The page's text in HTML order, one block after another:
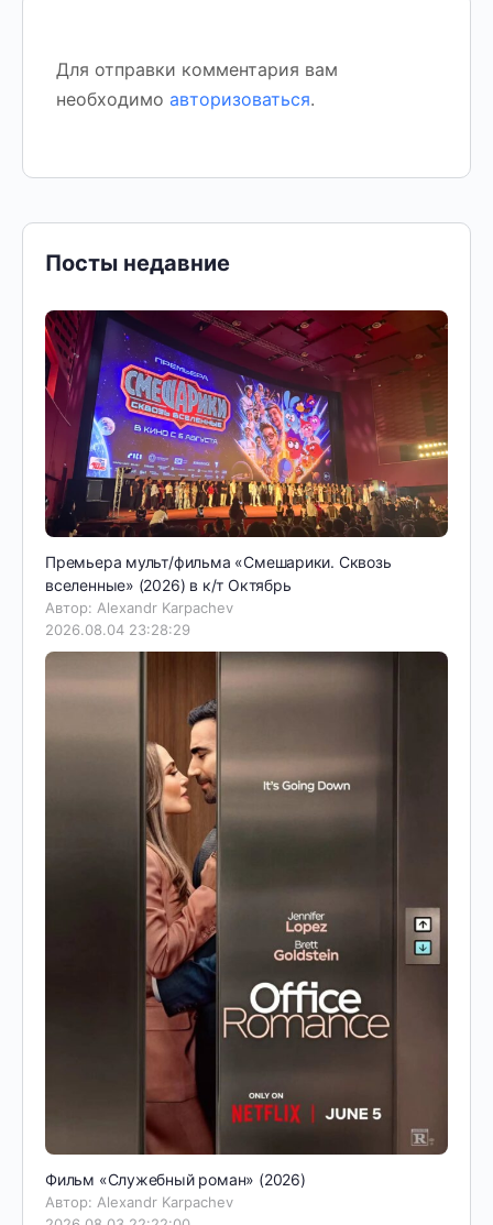
Для отправки комментария вам
необходимо авторизоваться.
Посты недавние
Премьера мульт/фильма «Смешарики. Сквозь
вселенные» (2026) в к/т Октябрь
Автор: Alexandr Karpachev
2026.08.04 23:28:29
Фильм «Служебный роман» (2026)
Автор: Alexandr Karpachev